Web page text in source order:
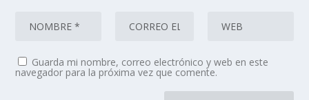
Guarda mi nombre, correo electrónico y web en este
navegador para la próxima vez que comente.